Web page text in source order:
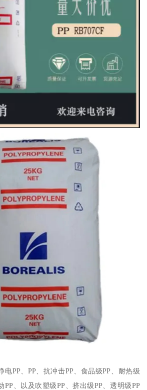
电PP PP 、抗冲击PP 、食品级PP 、耐热级
PP 、以及吹塑级PP 、挤出级PP 、透明级PP